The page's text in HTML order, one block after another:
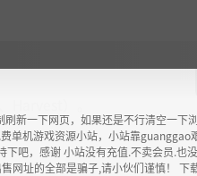
新一下网页，如果还是不行清空一下
单机游戏资源小站，小站靠guanggao
吧，感谢 小站没有充值.不卖会员.也
网址的全部是骗子,请小伙们谨慎！ 下